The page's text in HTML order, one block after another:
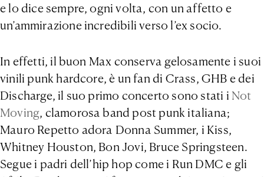
e lo dice sempre, ogni volta, con un affetto e
un’ammirazione incredibili verso l’ex socio.
In effetti, il buon Max conserva gelosamente i suoi
vinili punk hardcore, è un fan di Crass, GHB e dei
Discharge, il suo primo concerto sono stati i Not
Moving, clamorosa band post punk italiana;
Mauro Repetto adora Donna Summer, i Kiss,
Whitney Houston, Bon Jovi, Bruce Springsteen.
Segue i padri dell’hip hop come i Run DMC e gli